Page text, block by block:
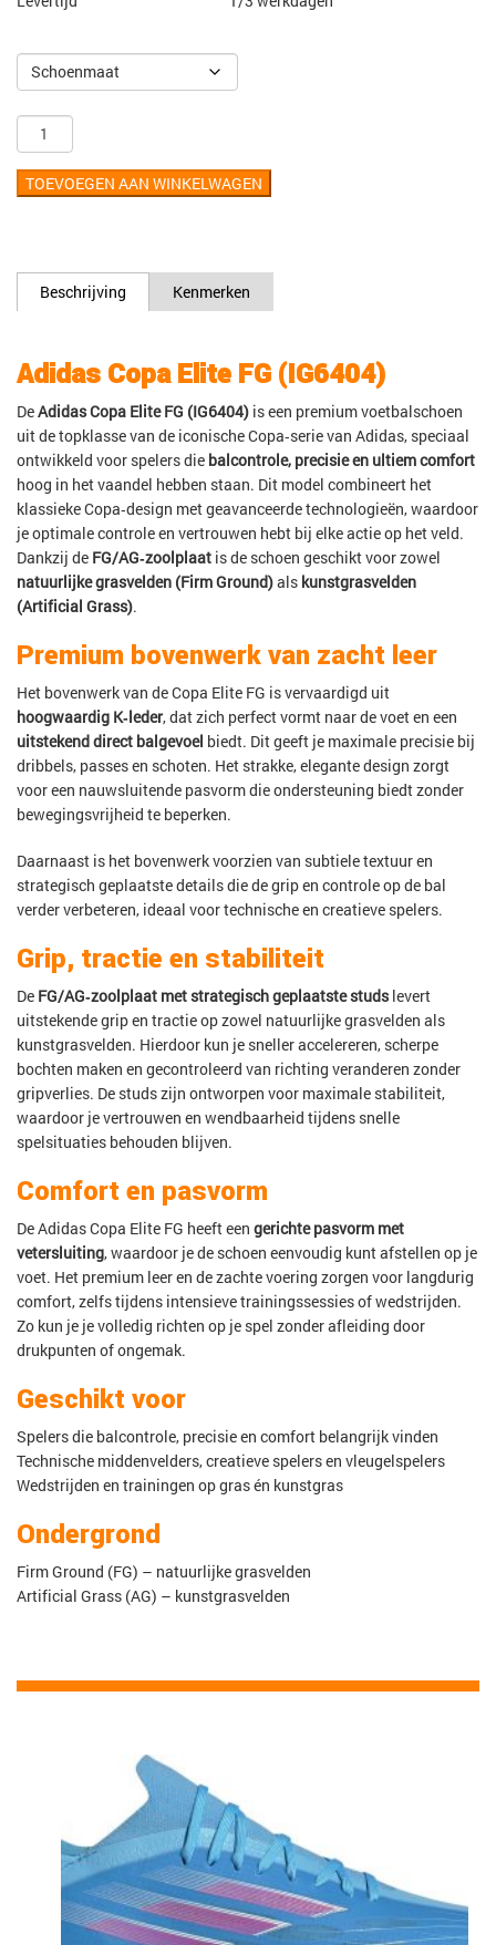
TOEVOEGEN AAN WINKELWAGEN
Beschrijving Kenmerken
Adidas Copa Elite FG (IG6404)
DeAdidas Copa Elite FG (IG6404) is een premium voetbalschoen
uit de topklasse van de iconische Copa‑serie van Adidas, speciaal
ontwikkeld voor spelers die balcontrole, precisie en ultiem comfort
hoog in het vaandel hebben staan. Dit model combineert het
klassieke Copa‑design met geavanceerde technologieën, waardoor
je optimale controle en vertrouwen hebt bij elke actie op het veld.
Dankzij de FG/AG‑zoolplaat is de schoen geschikt voor zowel
natuurlijke grasvelden (Firm Ground)als kunstgrasvelden
(Artificial Grass).
Premium bovenwerk van zacht leer
Het bovenwerk van de Copa Elite FG is vervaardigd uit
hoogwaardig K‑leder, dat zich perfect vormt naar de voet en een
uitstekend direct balgevoel biedt. Dit geeft je maximale precisie bij
dribbels, passes en schoten. Het strakke, elegante design zorgt
voor een nauwsluitende pasvorm die ondersteuning biedt zonder
bewegingsvrijheid te beperken.
Daarnaast is het bovenwerk voorzien van subtiele textuur en
strategisch geplaatste details die de grip en controle op de bal
verder verbeteren, ideaal voor technische en creatieve spelers.
Grip, tractie en stabiliteit
De FG/AG‑zoolplaat met strategisch geplaatste studslevert
uitstekende grip en tractie op zowel natuurlijke grasvelden als
kunstgrasvelden. Hierdoor kun je sneller accelereren, scherpe
bochten maken en gecontroleerd van richting veranderen zonder
gripverlies. De studs zijn ontworpen voor maximale stabiliteit,
waardoor je vertrouwen en wendbaarheid tijdens snelle
spelsituaties behouden blijven.
Comfort en pasvorm
De Adidas Copa Elite FG heeft een gerichte pasvorm met
vetersluiting, waardoor je de schoen eenvoudig kunt afstellen op je
voet. Het premium leer en de zachte voering zorgen voor langdurig
comfort, zelfs tijdens intensieve trainingssessies of wedstrijden.
Zo kun je je volledig richten op je spel zonder afleiding door
drukpunten of ongemak.
Geschikt voor
Spelers die balcontrole, precisie en comfort belangrijk vinden
Technische middenvelders, creatieve spelers en vleugelspelers
Wedstrijden en trainingen op gras én kunstgras
Ondergrond
Firm Ground (FG) – natuurlijke grasvelden
Artificial Grass (AG) – kunstgrasvelden